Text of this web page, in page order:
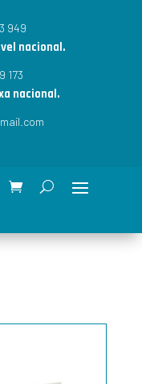
949
nacional.
173
nacional.